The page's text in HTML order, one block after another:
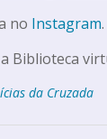
no Instagram.
Biblioteca
da Cruzada